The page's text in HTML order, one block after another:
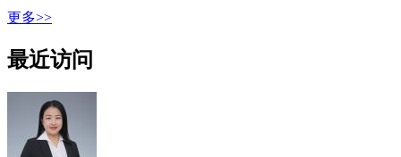
更多>>
最近访问